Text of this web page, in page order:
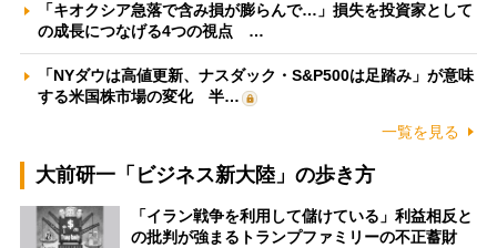
「キオクシア急落で含み損が膨らんで…」損失を投資家として
の成長につなげる4つの視点 …
「NYダウは高値更新、ナスダック・S&P500は足踏み」が意味
する米国株市場の変化 半…
一覧を見る
大前研一「ビジネス新大陸」の歩き方
「イラン戦争を利用して儲けている」利益相反と
の批判が強まるトランプファミリーの不正蓄財